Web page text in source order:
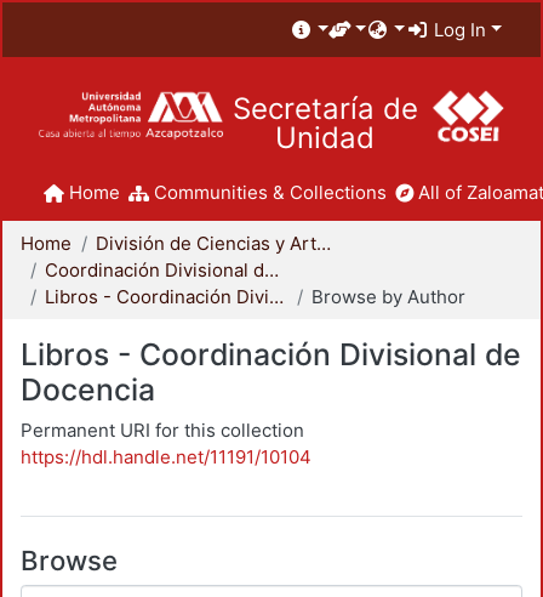
Log In
Secretaría de
Unidad
Home Communities & Collections All of
Home
División de Ciencias y Artes para el Diseño
Coordinación Divisional de Docencia
Libros - Coordinación Divisional de Docencia
Browse by Author
Libros - Coordinación Divisional de
Docencia
Permanent URI for this collection
https://hdl.handle.net/11191/10104
Browse